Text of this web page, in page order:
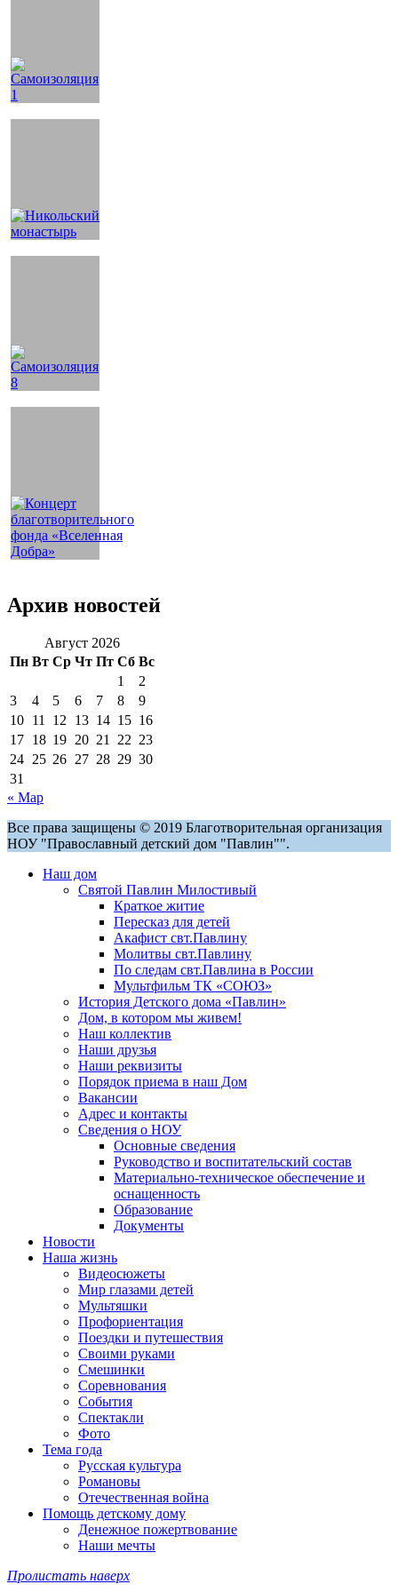
Архив новостей
Август 2026
Пн Вт Ср Чт Пт Сб Вс
1
2
3
4 5 6 7 8
9
10 11 12 13 14 15 16
17 18 19 20 21 22 23
24 25 26 27 28 29 30
31
« Мар
Все права защищены © 2019 Благотворительная организация
НОУ "Православный детский дом "Павлин"".
Наш дом
Святой Павлин Милостивый
Краткое житие
Пересказ для детей
Акафист свт.Павлину
Молитвы свт.Павлину
По следам свт.Павлина в России
Мультфильм ТК «СОЮЗ»
История Детского дома «Павлин»
Дом, в котором мы живем!
Наш коллектив
Наши друзья
Наши реквизиты
Порядок приема в наш Дом
Вакансии
Адрес и контакты
Сведения о НОУ
Основные сведения
Руководство и воспитательский состав
Материально-техническое обеспечение и
оснащенность
Образование
Документы
Новости
Наша жизнь
Видеосюжеты
Мир глазами детей
Мультяшки
Профориентация
Поездки и путешествия
Своими руками
Смешинки
Соревнования
События
Спектакли
Фото
Тема года
Русская культура
Романовы
Отечественная война
Помощь детскому дому
Денежное пожертвование
Наши мечты
Пролистать наверх